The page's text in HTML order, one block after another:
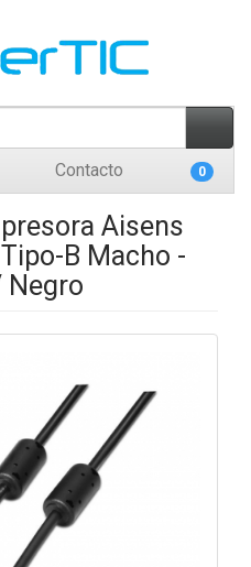
Contacto 0
Aisens
B Macho -
Negro